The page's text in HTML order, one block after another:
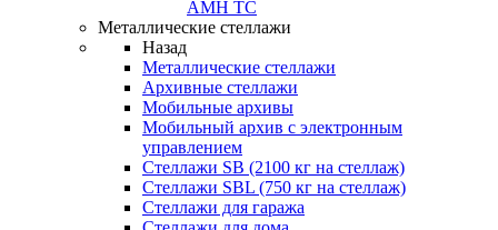
AMH TC
Металлические стеллажи
Назад
Металлические стеллажи
Архивные стеллажи
Мобильные архивы
Мобильный архив с электронным
управлением
Стеллажи SB (2100 кг на стеллаж)
Стеллажи SBL (750 кг на стеллаж)
Стеллажи для гаража